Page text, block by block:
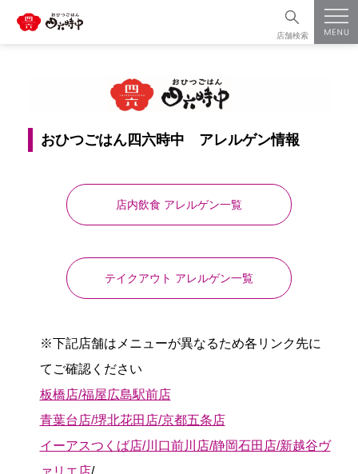
店舗検索
おひつごはん四六時中 アレルゲン情報
店内飲食 アレルゲン一覧
テイクアウト アレルゲン一覧
※下記店舗はメニューが異なるため各リンク先に
てご確認ください
板橋店/福屋広島駅前店
青葉台店/堺北花田店/京都五条店
イーアスつくば店/川口前川店/静岡石田店/新越谷ヴ